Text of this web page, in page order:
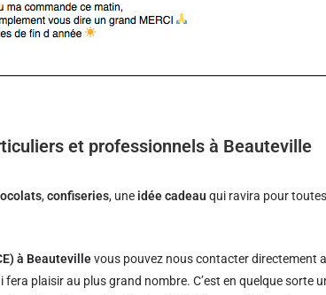
et professionnels à Beauteville
,confiseries, une idée cadeau qui ravira pour
à Beautevillevous pouvez nous contacter directement
plaisir au plus grand nombre. C’est en quelque sorte